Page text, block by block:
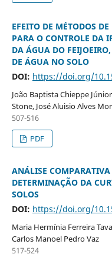
EFEITO DE MÉTODOS
PARA O CONTROLE DA
DA ÁGUA DO
DE ÁGUA NO SOLO
DOI: https://doi.org/
João Baptista Chieppe
Stone, José Aluisio Alves
507-516
PDF
ANÁLISE
DETERMINAÇÃO DA
SOLOS
DOI: https://doi.org/
Maria Hermínia Ferreira
Carlos Manoel Pedro Vaz
517-524